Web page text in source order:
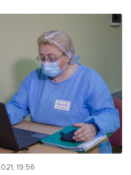
19:56